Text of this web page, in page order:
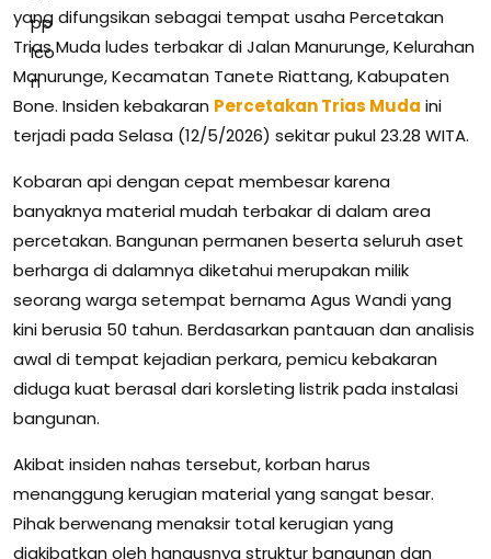
yang difungsikan sebagai tempat usaha Percetakan
Trias Muda ludes terbakar di Jalan Manurunge, Kelurahan
Manurunge, Kecamatan Tanete Riattang, Kabupaten
Bone. Insiden kebakaran Percetakan Trias Muda ini
terjadi pada Selasa (12/5/2026) sekitar pukul 23.28 WITA.
Kobaran api dengan cepat membesar karena
banyaknya material mudah terbakar di dalam area
percetakan. Bangunan permanen beserta seluruh aset
berharga di dalamnya diketahui merupakan milik
seorang warga setempat bernama Agus Wandi yang
kini berusia 50 tahun. Berdasarkan pantauan dan analisis
awal di tempat kejadian perkara, pemicu kebakaran
diduga kuat berasal dari korsleting listrik pada instalasi
bangunan.
Akibat insiden nahas tersebut, korban harus
menanggung kerugian material yang sangat besar.
Pihak berwenang menaksir total kerugian yang
diakibatkan oleh hangusnya struktur bangunan dan